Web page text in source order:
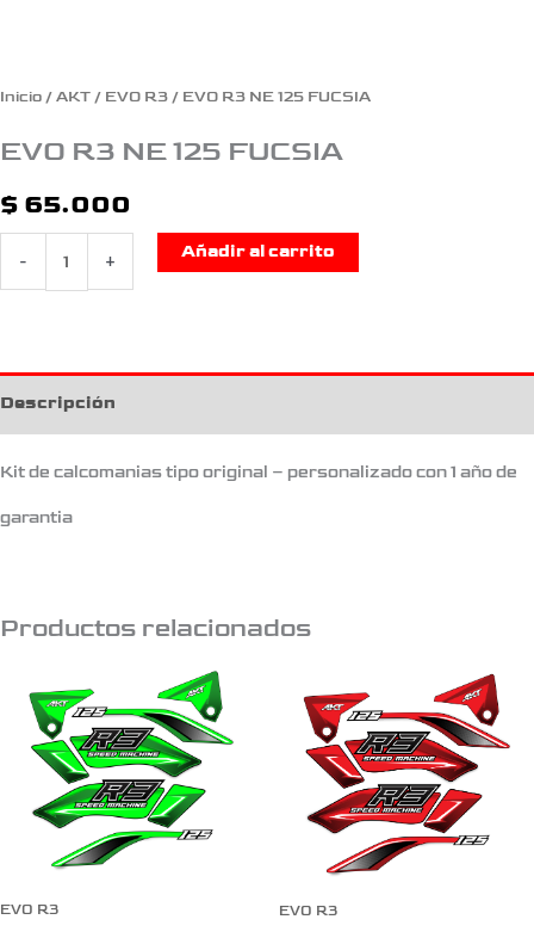
Inicio / AKT / EVO R3 / EVO R3 NE 125 FUCSIA
EVO R3 NE 125 FUCSIA
$ 65.000
- +
Añadir al carrito
Descripción
Kit de calcomanias tipo original – personalizado con 1 año de
garantia
Productos relacionados
EVO R3 EVO R3